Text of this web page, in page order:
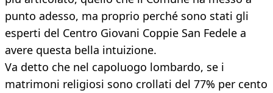
punto adesso, ma proprio perché sono stati gli
esperti del Centro Giovani Coppie San Fedele a
avere questa bella intuizione.
Va detto che nel capoluogo lombardo, se i
matrimoni religiosi sono crollati del 77% per cento